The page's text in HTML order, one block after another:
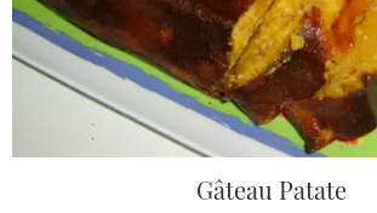
Gâteau Patate